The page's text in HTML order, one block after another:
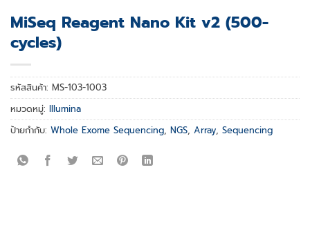
MiSeq Reagent Nano Kit v2 (500-
cycles)
รหัสสินค้า: MS-103-1003
หมวดหมู่: Illumina
ป้ายกำกับ: Whole Exome Sequencing, NGS, Array, Sequencing